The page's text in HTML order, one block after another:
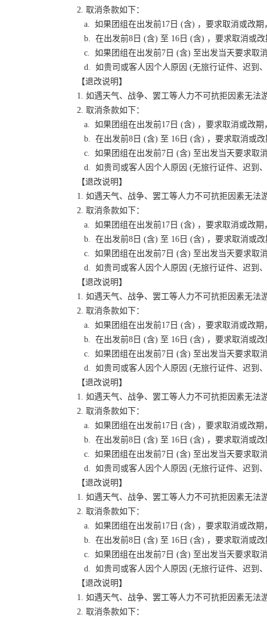
2. 取消条款如下：
a. 如果团组在出发前17日 (含) ，要求取消或改
b. 在出发前8日 (含) 至 16日 (含) ，要求取消或
c. 如果团组在出发前7日 (含) 至出发当天要求取
d. 如贵司或客人因个人原因 (无旅行证件、迟到
【退改说明】
1. 如遇天气、战争、罢工等人力不可抗拒因素无
2. 取消条款如下：
a. 如果团组在出发前17日 (含) ，要求取消或改
b. 在出发前8日 (含) 至 16日 (含) ，要求取消或
c. 如果团组在出发前7日 (含) 至出发当天要求取
d. 如贵司或客人因个人原因 (无旅行证件、迟到
【退改说明】
1. 如遇天气、战争、罢工等人力不可抗拒因素无
2. 取消条款如下：
a. 如果团组在出发前17日 (含) ，要求取消或改
b. 在出发前8日 (含) 至 16日 (含) ，要求取消或
c. 如果团组在出发前7日 (含) 至出发当天要求取
d. 如贵司或客人因个人原因 (无旅行证件、迟到
【退改说明】
1. 如遇天气、战争、罢工等人力不可抗拒因素无
2. 取消条款如下：
a. 如果团组在出发前17日 (含) ，要求取消或改
b. 在出发前8日 (含) 至 16日 (含) ，要求取消或
c. 如果团组在出发前7日 (含) 至出发当天要求取
d. 如贵司或客人因个人原因 (无旅行证件、迟到
【退改说明】
1. 如遇天气、战争、罢工等人力不可抗拒因素无
2. 取消条款如下：
a. 如果团组在出发前17日 (含) ，要求取消或改
b. 在出发前8日 (含) 至 16日 (含) ，要求取消或
c. 如果团组在出发前7日 (含) 至出发当天要求取
d. 如贵司或客人因个人原因 (无旅行证件、迟到
【退改说明】
1. 如遇天气、战争、罢工等人力不可抗拒因素无
2. 取消条款如下：
a. 如果团组在出发前17日 (含) ，要求取消或改
b. 在出发前8日 (含) 至 16日 (含) ，要求取消或
c. 如果团组在出发前7日 (含) 至出发当天要求取
d. 如贵司或客人因个人原因 (无旅行证件、迟到
【退改说明】
1. 如遇天气、战争、罢工等人力不可抗拒因素无
2. 取消条款如下：